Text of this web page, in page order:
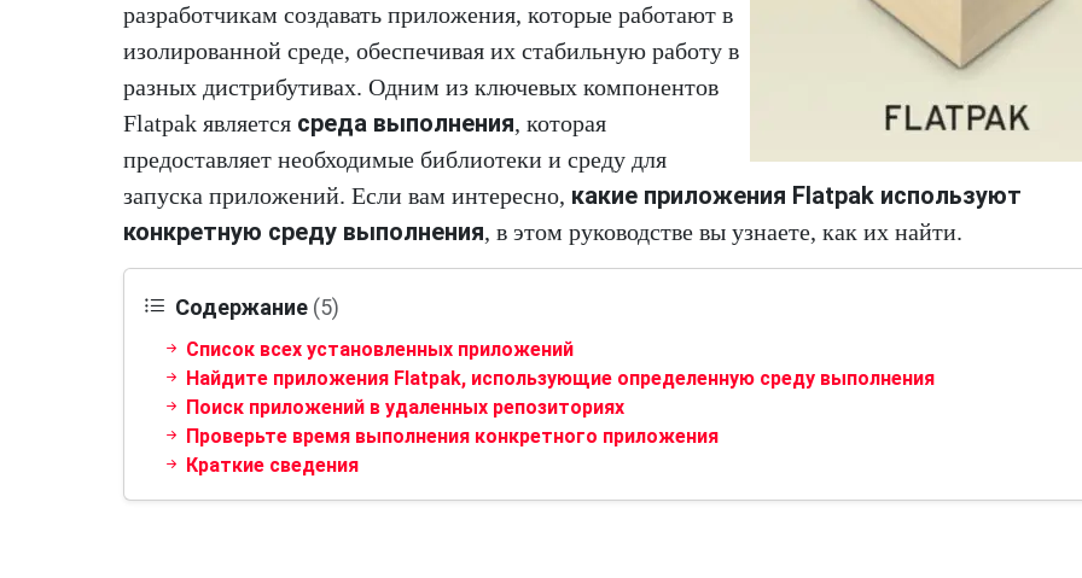
разработчикам создавать приложения, которые работают в
изолированной среде, обеспечивая их стабильную работу в
разных дистрибутивах. Одним из ключевых компонентов
Flatpak является среда выполнения, которая
предоставляет необходимые библиотеки и среду для
запуска приложений. Если вам интересно, какие приложения Flatpak используют
конкретную среду выполнения, в этом руководстве вы узнаете, как их найти.
Содержание (5)
Список всех установленных приложений
Найдите приложения Flatpak, использующие определенную среду выполнения
Поиск приложений в удаленных репозиториях
Проверьте время выполнения конкретного приложения
Краткие сведения